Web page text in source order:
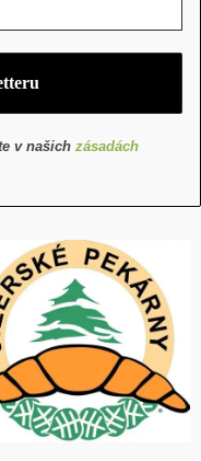
v našich zásadách